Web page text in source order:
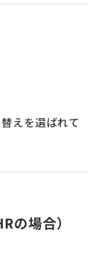
えを選ばれて
の場合）